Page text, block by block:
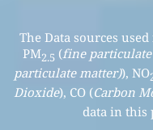
The Data sources
PM2.5 (fine
particulate matter)), NO
Dioxide), CO (Carbon
data in this